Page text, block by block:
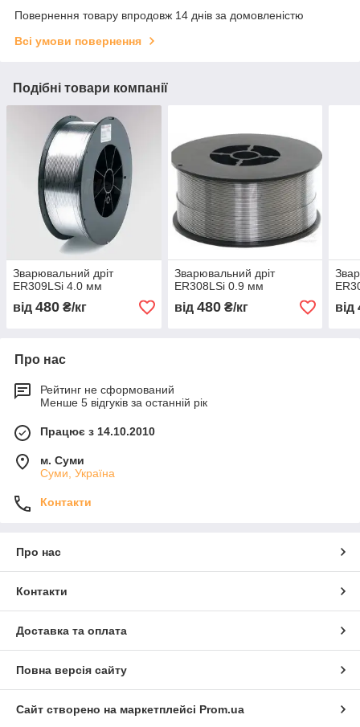
Повернення товару впродовж 14 днів за домовленістю
Всі умови повернення
Подібні товари компанії
Зварювальний дріт
ER309LSi 4.0 мм
від 480 ₴/кг
Зварювальний дріт
ER308LSi 0.9 мм
від 480₴/кг від
Про нас
Рейтинг не сформований
Менше 5 відгуків за останній рік
Працює з 14.10.2010
м. Суми
Суми, Україна
Контакти
Про нас
Контакти
Доставка та оплата
Повна версія сайту
Сайт створено на маркетплейсі Prom.ua